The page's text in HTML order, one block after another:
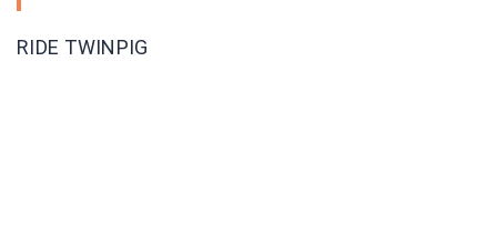
RIDE TWINPIG